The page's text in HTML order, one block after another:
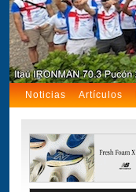
Noticias Artículos